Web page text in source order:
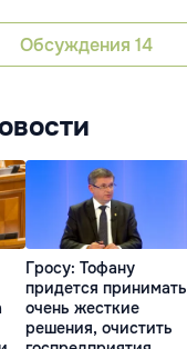
Обсуждения 14
Гросу: Тофану
придется принимать
очень жесткие
решения, очистить